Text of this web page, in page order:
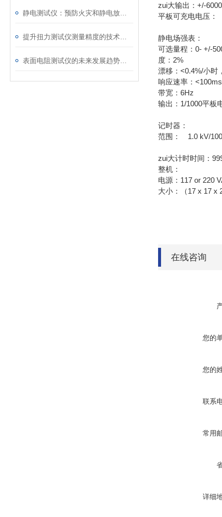
zui大输出：+/-
平板可充电电压：
静电场强表：
可选量程：0- +/-
度：2%
漂移：<0.4%/小时
响应速率：
带宽：6Hz
输出：1/1000平板
记时器：
范围： 1.0 kV/
zui大计时时间：
整机：
电源：117 or 220
大小：（17 x 17
在线咨询
您的
您的
联系
常用
详细